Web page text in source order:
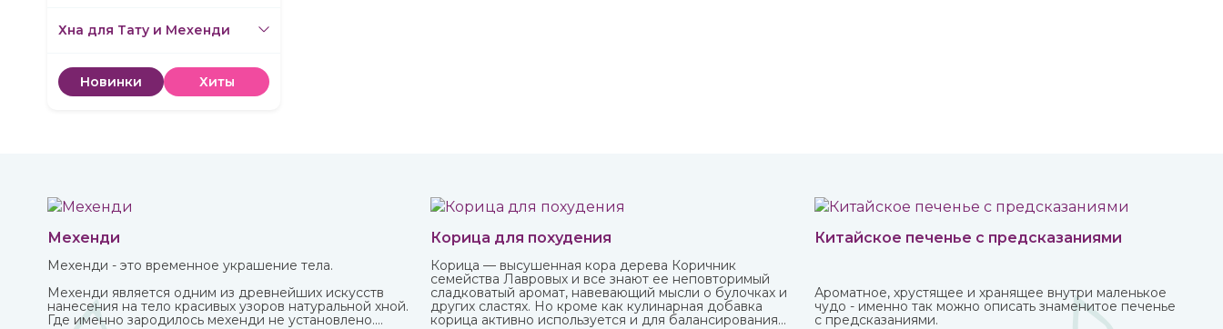
Хна для Тату и Мехенди
Новинки Хиты
Мехенди
Мехенди - это временное украшение тела.
Мехенди является одним из древнейших искусств
нанесения на тело красивых узоров натуральной хной.
Где именно зародилось мехенди не установлено.
Корица для похудения
Корица — высушенная кора дерева Коричник
семейства Лавровых и все знают ее неповторимый
сладковатый аромат, навевающий мысли о булочках и
других сластях. Но кроме как кулинарная добавка
корица активно используется и для балансирования
Китайское печенье с предсказаниями
Ароматное, хрустящее и хранящее внутри маленькое
чудо - именно так можно описать знаменитое печенье
с предсказаниями.